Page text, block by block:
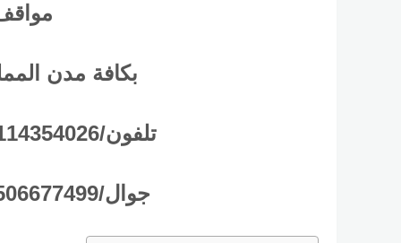
بكافة مدن
تلفون/0114354026 فاكس/0114357841
جوال/0506677499 جوال/0501144288